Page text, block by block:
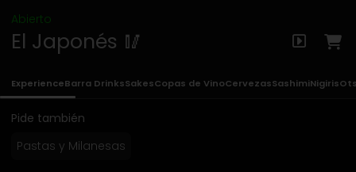
Abierto
El Japonés 🥢
ExperienceBarra DrinksSakesCopas de VinoCervezasSashimiNigiris
Pide también
Pastas y Milanesas